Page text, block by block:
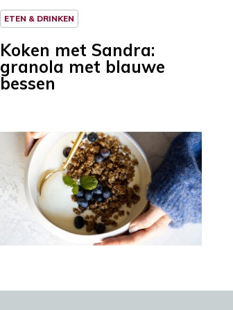
ETEN & DRINKEN
Koken met Sandra:
granola met blauwe
bessen